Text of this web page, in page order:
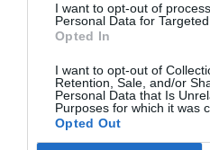
I want to opt-out of
Personal Data for Targeted
Opted In
I want to opt-out of
Retention, Sale, and/or
Personal Data that Is
Purposes for which it was
Opted Out
l’empresa. Així, vam
història, els parlants, el
consum, les institucions
els recursos sanitaris i
d’altres.